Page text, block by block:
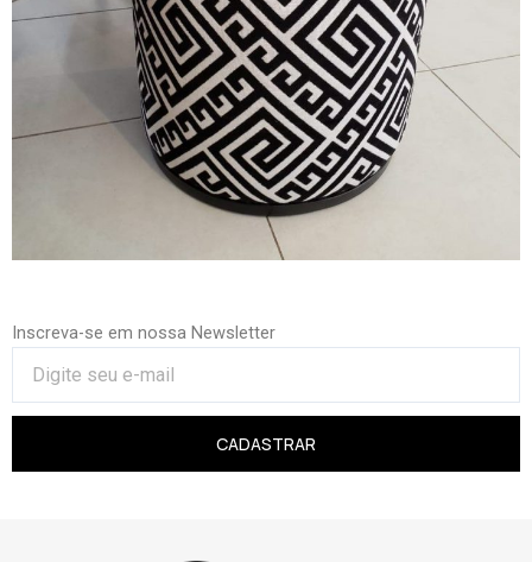
Inscreva-se em nossa Newsletter
CADASTRAR